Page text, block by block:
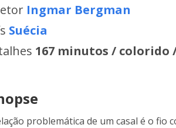
Ingmar Bergman
Suécia
167 minutos / colorido
problemática de um casal é o fio